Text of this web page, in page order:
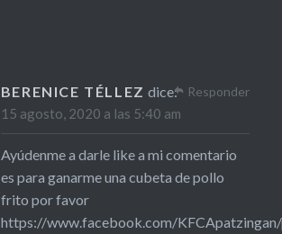
BERENICE TÉLLEZ dice:
15 agosto, 2020 a las 5:40 am
Ayúdenme a darle like a mi comentario
es para ganarme una cubeta de pollo
frito por favor
https://www.facebook.com/
Responder